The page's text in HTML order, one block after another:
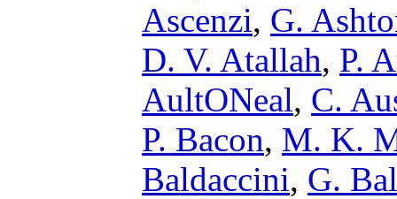
Ascenzi, G.
D. V. Atallah, P.
AultONeal, C.
P. Bacon, M. K.
Baldaccini, G.